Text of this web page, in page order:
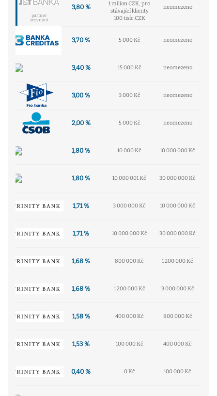
partner
srovnání
3,80 %
1 milion CZK, pro
stávající klienty
100 tisíc CZK
neomezeno
3,70 % 5 000 Kč neomezeno
3,40 % 15 000 Kč neomezeno
3,00 % 3 000 Kč neomezeno
2,00 % 5 000 Kč neomezeno
1,80 % 10 000 Kč 10 000 000 Kč
1,80 % 10 000 001 Kč 30 000 000 Kč
1,71 % 3 000 000 Kč 10 000 000 Kč
1,71 % 10 000 000 Kč 30 000 000 Kč
1,68 % 800 000 Kč 1 200 000 Kč
1,68 % 1 200 000 Kč 3 000 000 Kč
1,58 % 400 000 Kč 800 000 Kč
1,53 % 100 000 Kč 400 000 Kč
0,40 % 0 Kč 100 000 Kč